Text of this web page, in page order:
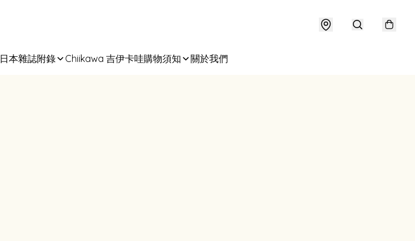
日本雜誌附錄 Chiikawa 吉伊卡哇購物須知 關於我們